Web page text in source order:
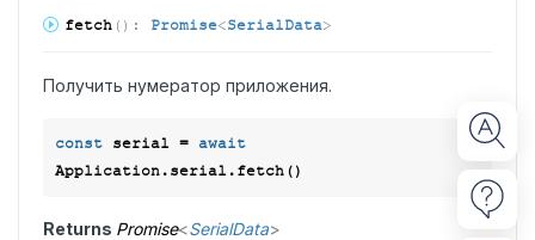
fetch ( ) : Promise<SerialData>
Получить нумератор приложения.
const serial = await
Returns Promise<SerialData>